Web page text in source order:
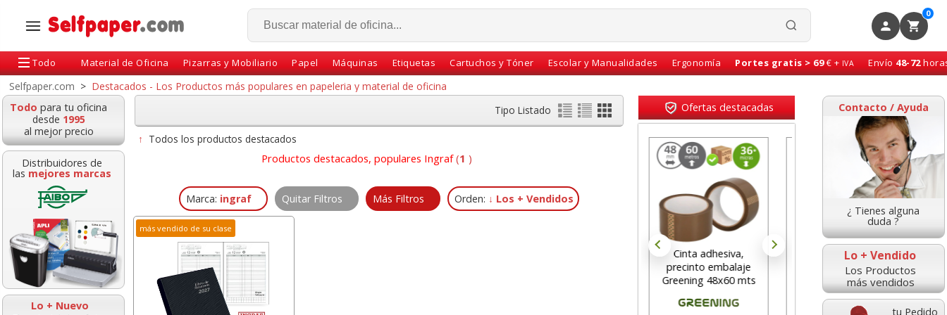
0
Todo Material de Oficina Pizarras y Mobiliario Papel Máquinas Etiquetas Cartuchos y Tóner Escolar y Manualidades Ergonomía Portes gratis > 69€ + IVA Envío 48-72
Selfpaper.com > Destacados - Los Productos más populares en papeleria y material de oficina
Todo para tu oficina
desde 1995
al mejor precio
Distribuidores de
las mejores marcas
Lo + Nuevo
Contacto / Ayuda
¿ Tienes alguna
duda ?
Lo + Vendido
Los Productos
más vendidos
tu Pedido
Tipo Listado
↑ Todos los productos destacados
Productos destacados, populares Ingraf(1 )
Marca: ingraf Quitar Filtros Más Filtros Orden: ↓ Los + Vendidos
más vendido de su clase
Ofertas destacadas
adhesiva,
embalaje
48x60 mts
marrón
Pizarra blanca
magnética Din A3,
doble folio, 30x42 cms
Bolígrafos Staedtler
Stick 430, azul,
económicos
Cinta adhesiva,
precinto embalaje
Greening 48x60 mts
Pizarra blanca
magnética Din A3,
doble folio, 30x42 cms